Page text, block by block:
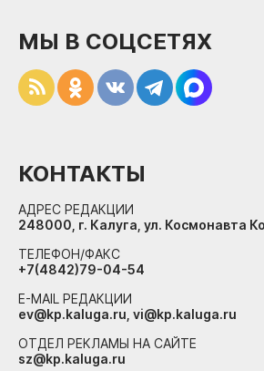
МЫ В СОЦСЕТЯХ
КОНТАКТЫ
АДРЕС РЕДАКЦИИ
248000, г. Калуга, ул. Космонавта
ТЕЛЕФОН/ФАКС
+7(4842)79-04-54
E-MAIL РЕДАКЦИИ
ev@kp.kaluga.ru, vi@kp.kaluga.ru
ОТДЕЛ РЕКЛАМЫ НА САЙТЕ
sz@kp.kaluga.ru